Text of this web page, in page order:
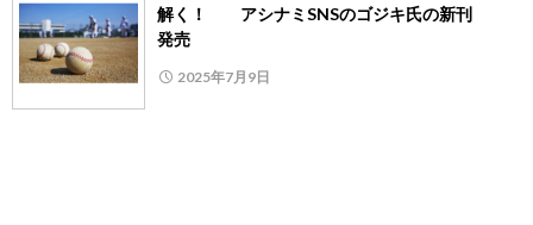
解く！ アシナミSNSのゴジキ氏の新刊
発売
2025年7月9日